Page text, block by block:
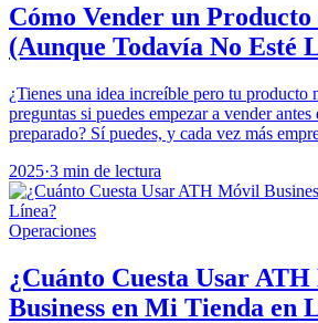
Cómo Vender un Producto
(Aunque Todavía No Esté
¿Tienes una idea increíble pero tu producto
preguntas si puedes empezar a vender
preparado? Sí puedes, y cada vez más
2025·3 min de lectura
Operaciones
¿Cuánto Cuesta Usar
Business en Mi Tienda en